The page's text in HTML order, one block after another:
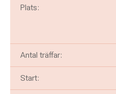
Plats:
Antal träffar:
Start: